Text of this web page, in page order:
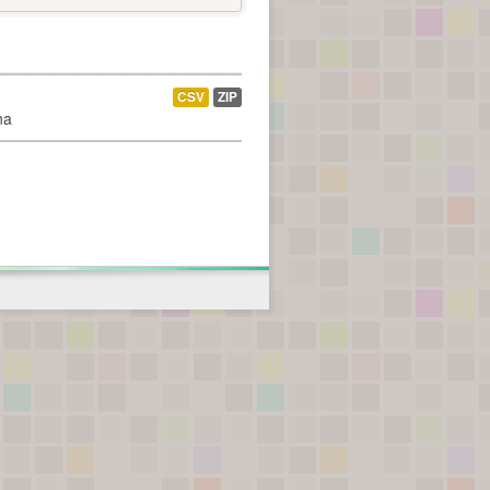
CSV ZIP